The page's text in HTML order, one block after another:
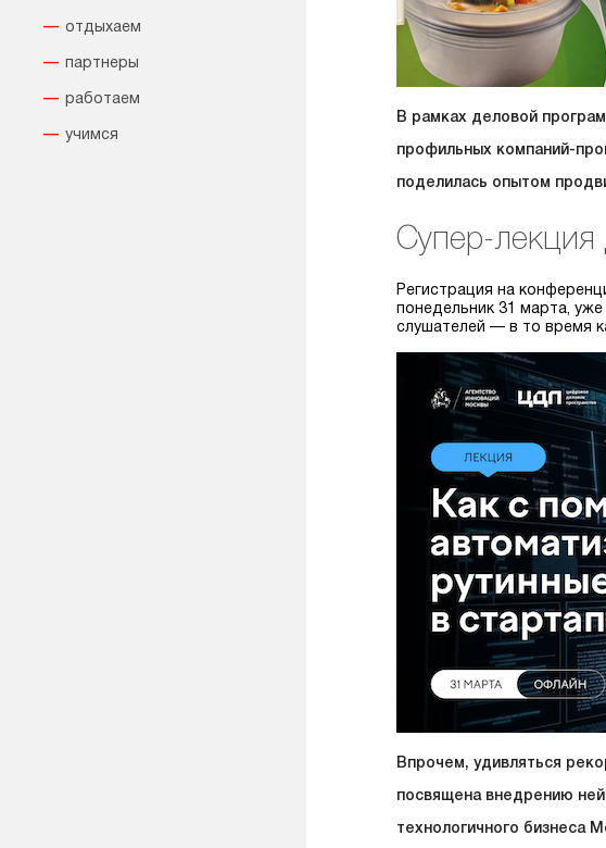
отдыхаем
партнеры
работаем
учимся
В рамках деловой
профильных компаний-
поделилась опытом
Супер-лекция
Регистрация на
понедельник 31 марта,
слушателей — в то время
Впрочем, удивляться
посвящена внедрению
технологичного бизнеса